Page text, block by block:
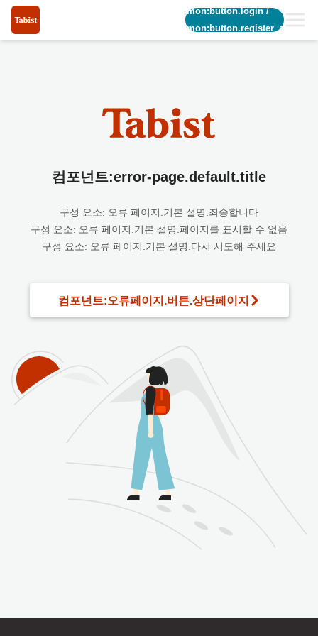
common:button.login/
common:button.register_short
컴포넌트:error-page.default.title
구성 요소: 오류 페이지.기본 설명.죄송합니다
구성 요소: 오류 페이지.기본 설명.페이지를 표시할 수 없음
구성 요소: 오류 페이지.기본 설명.다시 시도해 주세요
컴포넌트:오류페이지.버튼.상단페이지